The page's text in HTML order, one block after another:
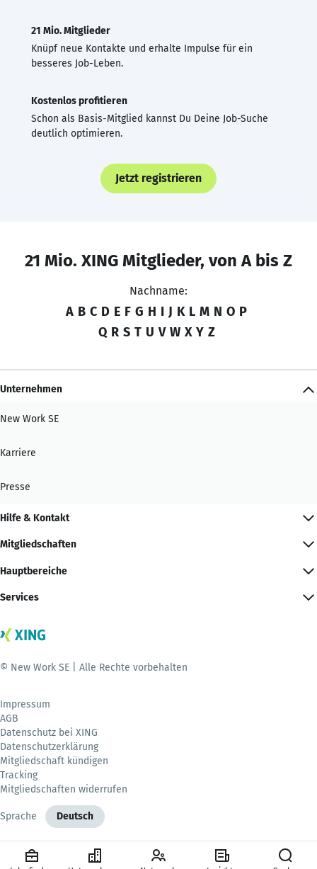
21 Mio. Mitglieder
Knüpf neue Kontakte und erhalte Impulse für ein
besseres Job-Leben.
Kostenlos profitieren
Schon als Basis-Mitglied kannst Du Deine Job-Suche
deutlich optimieren.
Jetzt registrieren
21 Mio. XING Mitglieder, von A bis Z
Nachname:
A B C D E F G H I J K L M N O P
Q R S T U V W X Y Z
Unternehmen
New Work SE
Karriere
Presse
Hilfe & Kontakt
Mitgliedschaften
Hauptbereiche
Services
© New Work SE | Alle Rechte vorbehalten
Impressum
AGB
Datenschutz bei XING
Datenschutzerklärung
Mitgliedschaft kündigen
Tracking
Mitgliedschaften widerrufen
Sprache Deutsch